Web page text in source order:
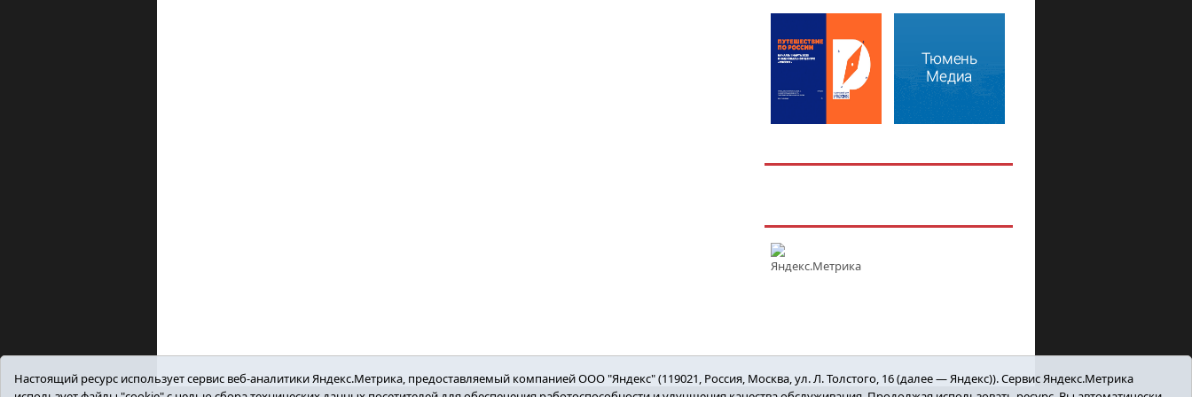
Настоящий ресурс использует сервис веб-аналитики Яндекс.Метрика, предоставляемый компанией ООО "Яндекс" (119021, Россия, Москва, ул. Л. Толстого, 16 (далее — Яндекс)). Сервис Яндекс.Метрика